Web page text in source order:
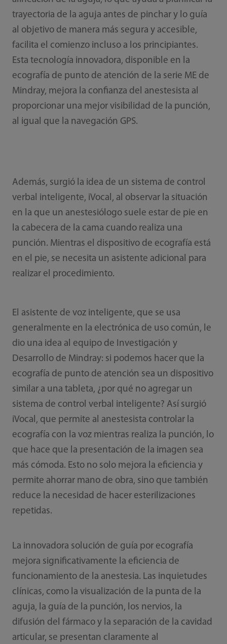
trayectoria de la aguja antes de pinchar y lo guía
al objetivo de manera más segura y accesible,
facilita el comienzo incluso a los principiantes.
Esta tecnología innovadora, disponible en la
ecografía de punto de atención de la serie ME de
Mindray, mejora la confianza del anestesista al
proporcionar una mejor visibilidad de la punción,
al igual que la navegación GPS.
Además, surgió la idea de un sistema de control
verbal inteligente, iVocal, al observar la situación
en la que un anestesiólogo suele estar de pie en
la cabecera de la cama cuando realiza una
punción. Mientras el dispositivo de ecografía está
en el pie, se necesita un asistente adicional para
realizar el procedimiento.
El asistente de voz inteligente, que se usa
generalmente en la electrónica de uso común, le
dio una idea al equipo de Investigación y
Desarrollo de Mindray: si podemos hacer que la
ecografía de punto de atención sea un dispositivo
similar a una tableta, ¿por qué no agregar un
sistema de control verbal inteligente? Así surgió
iVocal, que permite al anestesista controlar la
ecografía con la voz mientras realiza la punción, lo
que hace que la presentación de la imagen sea
más cómoda. Esto no solo mejora la eficiencia y
permite ahorrar mano de obra, sino que también
reduce la necesidad de hacer esterilizaciones
repetidas.
La innovadora solución de guía por ecografía
mejora significativamente la eficiencia de
funcionamiento de la anestesia. Las inquietudes
clínicas, como la visualización de la punta de la
aguja, la guía de la punción, los nervios, la
difusión del fármaco y la separación de la cavidad
articular, se presentan claramente al